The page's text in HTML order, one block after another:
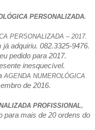
PERSONALIZADA.
PERSONALIZADA – 2017.
adquiriu. 082.3325-9476.
pedido para 2017.
inesquecível.
AGENDA NUMEROLÓGICA
de 2016.
PROFISSIONAL,
para mais de 20 ordens do